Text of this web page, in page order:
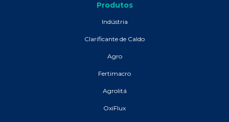
Produtos
Indústria
Clarificante de Caldo
Agro
Fertimacro
Agrolitá
OxiFlux